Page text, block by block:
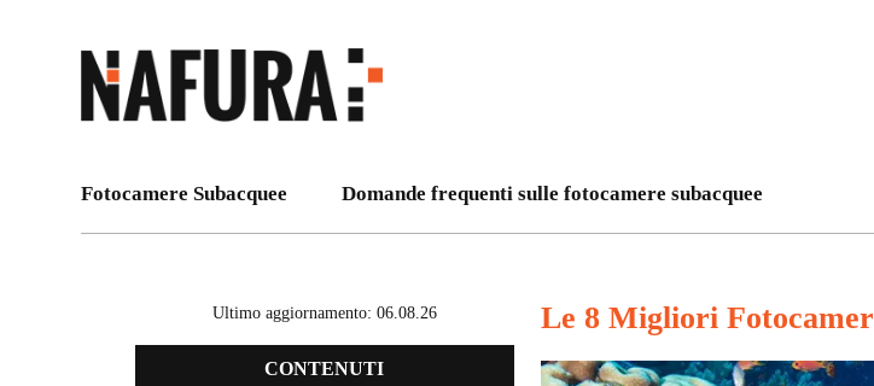
Fotocamere Subacquee Domande frequenti sulle fotocamere subacquee
Ultimo aggiornamento: 06.08.26
CONTENUTI
Le 8 Migliori